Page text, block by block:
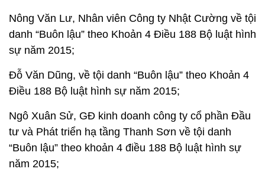
Nông Văn Lư, Nhân viên Công ty Nhật Cường về tội
danh “Buôn lậu” theo Khoản 4 Điều 188 Bộ luật hình
sự năm 2015;
Đỗ Văn Dũng, về tội danh “Buôn lậu” theo Khoản 4
Điều 188 Bộ luật hình sự năm 2015;
Ngô Xuân Sử, GĐ kinh doanh công ty cổ phần Đầu
tư và Phát triển hạ tầng Thanh Sơn về tội danh
“Buôn lậu” theo khoản 4 điều 188 Bộ luật hình sự
năm 2015;